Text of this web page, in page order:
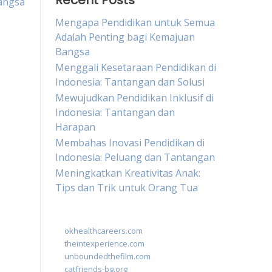
Mengapa Pendidikan untuk Semua
Adalah Penting bagi Kemajuan
Bangsa
Menggali Kesetaraan Pendidikan di
Indonesia: Tantangan dan Solusi
Mewujudkan Pendidikan Inklusif di
Indonesia: Tantangan dan
Harapan
Membahas Inovasi Pendidikan di
Indonesia: Peluang dan Tantangan
Meningkatkan Kreativitas Anak:
Tips dan Trik untuk Orang Tua
okhealthcareers.com
theintexperience.com
unboundedthefilm.com
catfriends-bg.org